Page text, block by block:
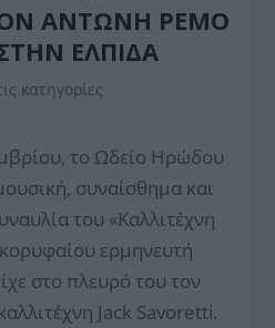
ΑΝΤΩΝΗ ΡΕΜΟ
ΕΛΠΙΔΑ
κατηγορίες
το Ωδείο Ηρώδου
συναίσθημα και
του «Καλλιτέχνη
ερμηνευτή
στο πλευρό του τον
Jack Savoretti.